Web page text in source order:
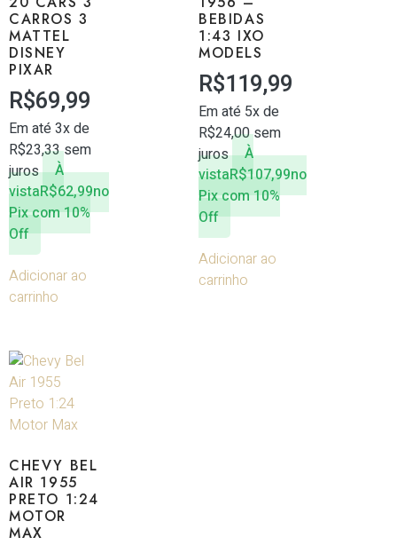
CARROS 3
MATTEL
DISNEY
PIXAR
R$69,99
Em até 3x de
R$23,33sem
juros
À
vistaR$62,99no
Pix com 10%
Off
Adicionar ao
carrinho
BEBIDAS
1:43 IXO
MODELS
R$119,99
Em até 5x de
R$24,00sem
juros
À
vistaR$107,99no
Pix com 10%
Off
Adicionar ao
carrinho
CHEVY BEL
AIR 1955
PRETO 1:24
MOTOR
MAX